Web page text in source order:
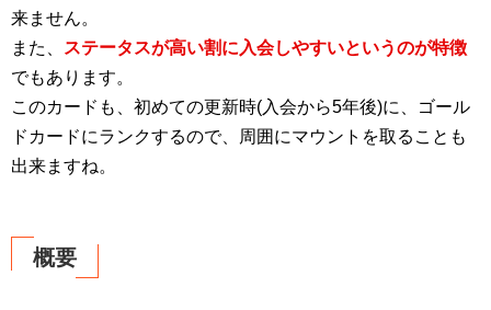
来ません。
また、
ステータスが高い割に入会しやすいというのが特徴
でもあります。
このカードも、初めての更新時(入会から5年後)に、ゴール
ドカードにランクするので、周囲にマウントを取ることも
出来ますね。
概要